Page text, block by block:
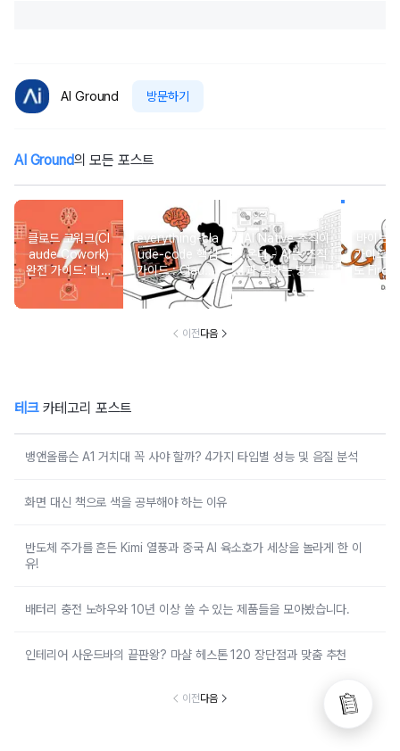
AI Ground 방문하기
AI Ground의 모든 포스트
클로드 코워크(Cl
aude Cowork)
완전 가이드: 비개
발자를 위한 AI 에
이전트 첫걸음
everything-cla
ude-code 핵심
가이드 : Claude
Code 설정 3가
지 비밀
AI Native 조직이
온다 - AI는 조직
과 일하는 방식을
어떻게 바꾸고 있
는가?
바이브
가이드:
도
이전다음
테크카테고리 포스트
뱅앤올룹슨 A1 거치대 꼭 사야 할까? 4가지 타입별 성능 및 음질 분석
화면 대신 책으로 색을 공부해야 하는 이유
반도체 주가를 흔든 Kimi 열풍과 중국 AI 육소호가 세상을 놀라게 한 이
유!
배터리 충전 노하우와 10년 이상 쓸 수 있는 제품들을 모아봤습니다.
인테리어 사운드바의 끝판왕? 마샬 헤스톤 120 장단점과 맞춤 추천
이전다음